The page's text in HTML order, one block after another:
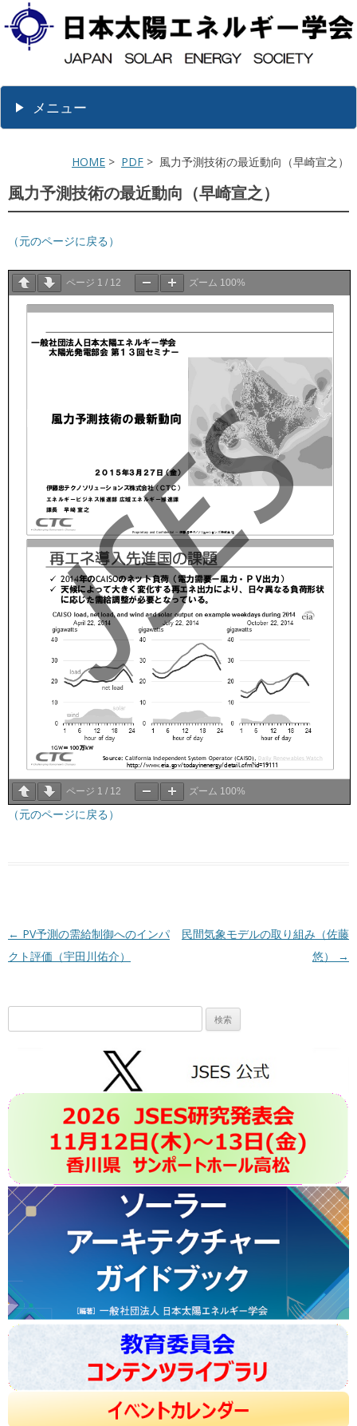
メニュー
HOME > PDF > 風力予測技術の最近動向（早崎宣之）
風力予測技術の最近動向（早崎宣之）
（元のページに戻る）
ページ 1 / 12 ズーム 100%
ページ 1 / 12 ズーム 100%
（元のページに戻る）
投稿ナビゲーション
← PV予測の需給制御へのインパ
クト評価（宇田川佑介）
民間気象モデルの取り組み（佐藤
悠）
→
索: